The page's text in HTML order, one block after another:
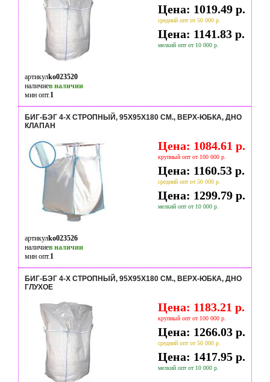
Цена: 1019.49 р.
средний опт от 50 000 р.
Цена: 1141.83 р.
мелкий опт от 10 000 р.
артикулko023520
наличиев наличии
мин опт.1
БИГ-БЭГ 4-Х СТРОПНЫЙ, 95X95X180 СМ., ВЕРХ-ЮБКА, ДНО
КЛАПАН
Цена: 1084.61 р.
крупный опт от 100 000 р.
Цена: 1160.53 р.
средний опт от 50 000 р.
Цена: 1299.79 р.
мелкий опт от 10 000 р.
артикулko023526
наличиев наличии
мин опт.1
БИГ-БЭГ 4-Х СТРОПНЫЙ, 95X95X180 СМ., ВЕРХ-ЮБКА, ДНО
ГЛУХОЕ
Цена: 1183.21 р.
крупный опт от 100 000 р.
Цена: 1266.03 р.
средний опт от 50 000 р.
Цена: 1417.95 р.
мелкий опт от 10 000 р.